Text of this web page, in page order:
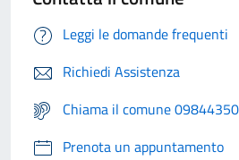
Leggi le domande frequenti
Richiedi Assistenza
Chiama il comune
Prenota un appuntamento